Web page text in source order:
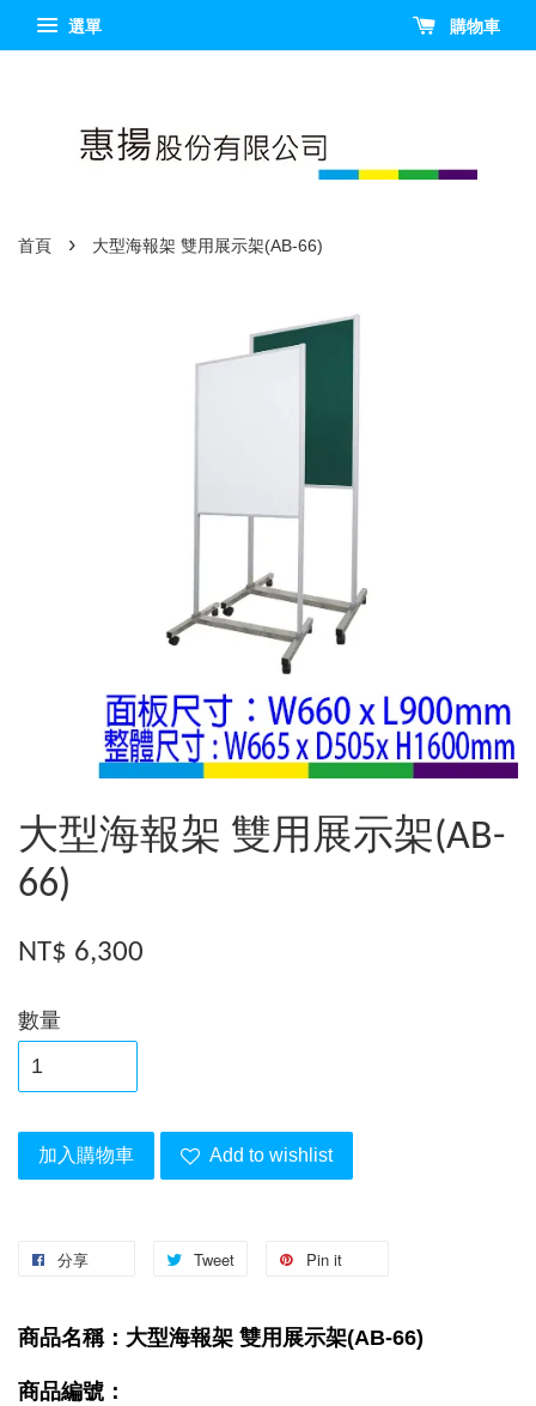
選單 購物車
首頁 › 大型海報架 雙用展示架(AB-66)
大型海報架 雙用展示架(AB-
66)
NT$ 6,300
數量
加入購物車 Add to wishlist
分享 Tweet Pin it
商品名稱：大型海報架 雙用展示架(AB-66)
商品編號：